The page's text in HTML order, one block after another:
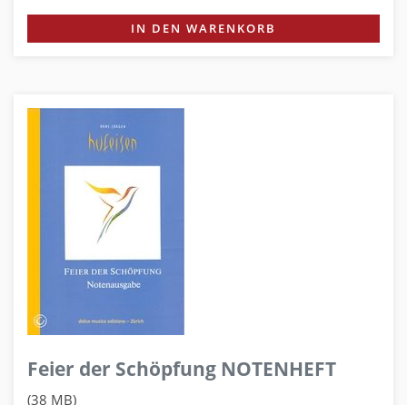
IN DEN WARENKORB
Feier der Schöpfung NOTENHEFT
(38 MB)